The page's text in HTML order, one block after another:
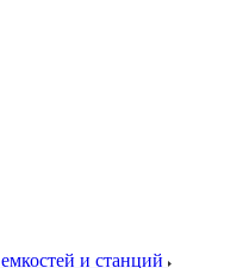
и станций